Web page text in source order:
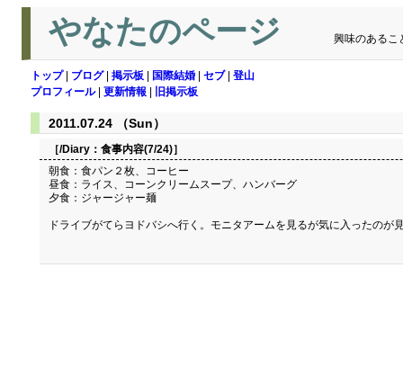
やなたのページ 興味のあるこ
トップ| ブログ| 掲示板 国際結婚 セブ| 登山
プロフィール| 更新情報 旧掲示板
2011.07.24 （Sun）
［/Diary： 食事内容(7/24)］
朝食：食パン２枚、コーヒー
昼食：ライス、コーンクリームスープ、ハンバーグ
夕食：ジャージャー麺
ドライブがてらヨドバシへ行く。モニタアームを見るが気に入ったのが